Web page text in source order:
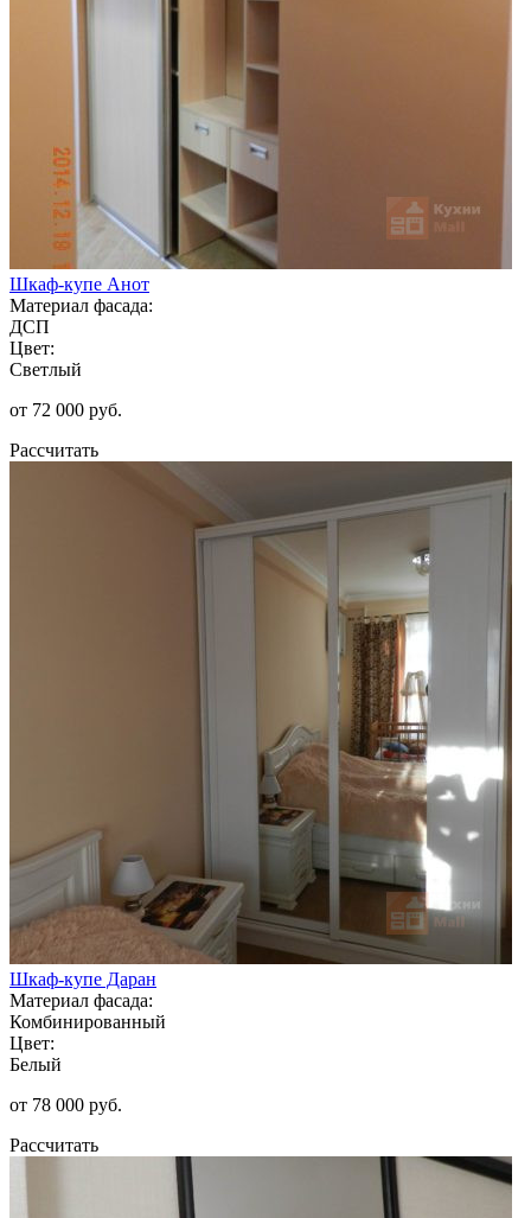
Шкаф-купе Анот
Материал фасада:
ДСП
Цвет:
Светлый
от 72 000 руб.
Рассчитать
Шкаф-купе Даран
Материал фасада:
Комбинированный
Цвет:
Белый
от 78 000 руб.
Рассчитать